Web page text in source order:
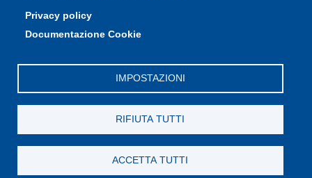
Privacy policy
Documentazione Cookie
IMPOSTAZIONI
RIFIUTA TUTTI
ACCETTA TUTTI
dipfim@pec.unimore.it
Tel.: +39 059 205 5243; Fax: +39 059 205 5235